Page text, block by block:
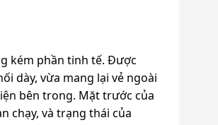
kém phần tinh tế. Được
dày, vừa mang lại vẻ ngoài
bên trong. Mặt trước của
chạy, và trạng thái của